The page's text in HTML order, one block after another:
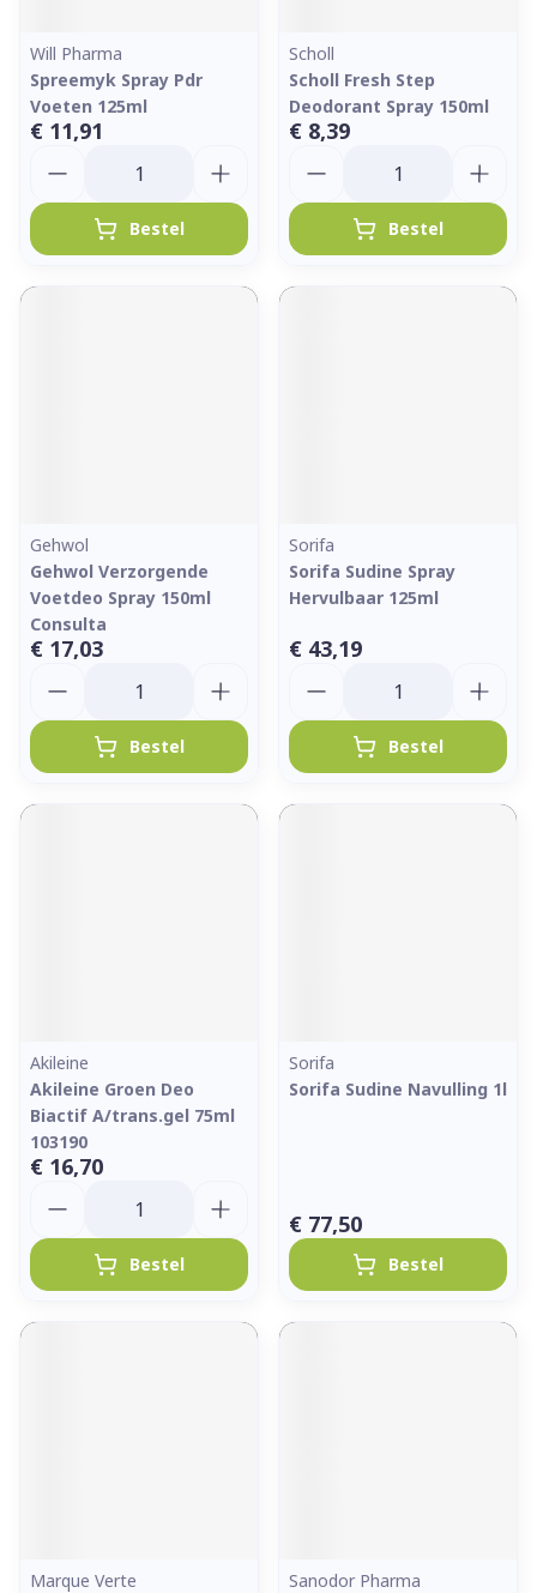
Will Pharma
Spreemyk Spray Pdr
Voeten 125ml
€ 11,91
Bestel
Scholl
Scholl Fresh Step
Deodorant Spray 150ml
€ 8,39
Bestel
Gehwol
Gehwol Verzorgende
Voetdeo Spray 150ml
Consulta
€ 17,03
Bestel
Sorifa
Sorifa Sudine Spray
Hervulbaar 125ml
€ 43,19
Bestel
Akileine
Akileine Groen Deo
Biactif A/trans.gel 75ml
103190
€ 16,70
Bestel
Sorifa
Sorifa Sudine Navulling 1l
€ 77,50
Bestel
Marque Verte
Sanodor Pharma